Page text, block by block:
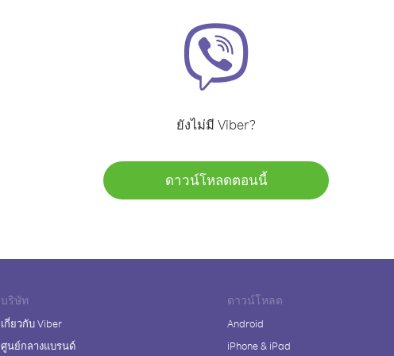
ยังไม่มี Viber?
ดาวน์โหลดตอนนี้
บริษัท
เกี่ยวกับ Viber
ศูนย์กลางแบรนด์
ดาวน์โหลด
Android
iPhone & iPad